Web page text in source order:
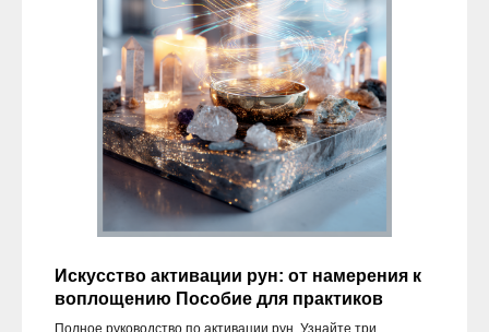
Искусство активации рун: от намерения к
воплощению Пособие для практиков
Полное руководство по активации рун. Узнайте три